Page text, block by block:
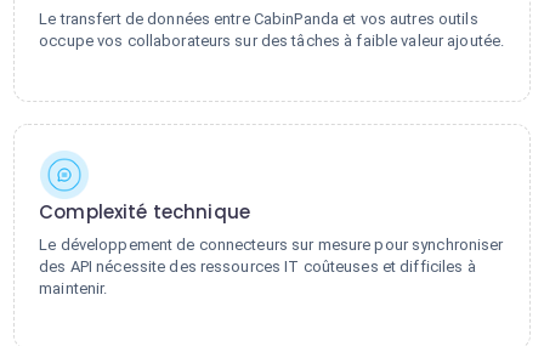
Le transfert de données entre CabinPanda et vos autres outils
occupe vos collaborateurs sur des tâches à faible valeur ajoutée.
Complexité technique
Le développement de connecteurs sur mesure pour synchroniser
des API nécessite des ressources IT coûteuses et difficiles à
maintenir.